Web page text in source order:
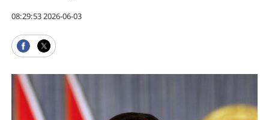
08:29:53 2026-06-03